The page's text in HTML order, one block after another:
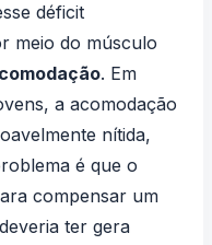
déficit
meio do músculo
. Em
a acomodação
nítida,
é que o
compensar um
ter gera